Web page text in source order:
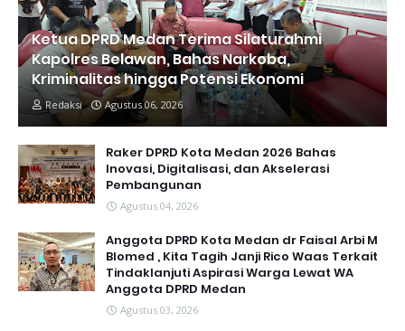
Ketua DPRD Medan Terima Silaturahmi
Kapolres Belawan, Bahas Narkoba,
Kriminalitas hingga Potensi Ekonomi
Redaksi Agustus 06, 2026
Raker DPRD Kota Medan 2026 Bahas
Inovasi, Digitalisasi, dan Akselerasi
Pembangunan
Agustus 04, 2026
Anggota DPRD Kota Medan dr Faisal Arbi M
Blomed , Kita Tagih Janji Rico Waas Terkait
Tindaklanjuti Aspirasi Warga Lewat WA
Anggota DPRD Medan
Agustus 03, 2026